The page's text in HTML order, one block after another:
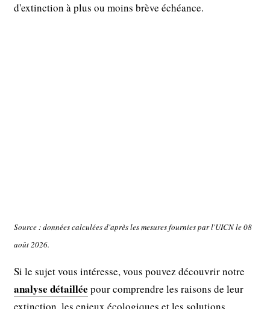
d'extinction à plus ou moins brève échéance.
Source : données calculées d'après les mesures fournies par l'UICN le 08
août 2026.
Si le sujet vous intéresse, vous pouvez découvrir notre
analyse détaillée pour comprendre les raisons de leur